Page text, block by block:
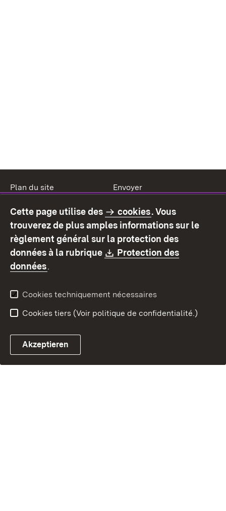
Plan du site
Envoyer
Mode d'emploi
Déclaration sur
l'accessibilité
Contact
Signaler un lien brisé
Cette page utilise des cookies. Vous
trouverez de plus amples informations sur le
règlement général sur la protection des
données à la rubrique
Download:
Protection des
données.
Cookies techniquement nécessaires
Cookies tiers (Voir politique de confidentialité.)
Akzeptieren